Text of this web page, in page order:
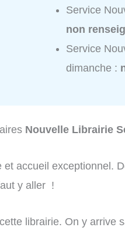
Service
non
Service
dimanche :
Nouvelle Librairie
et accueil exceptionnel.
y aller !
librairie. On y arrive